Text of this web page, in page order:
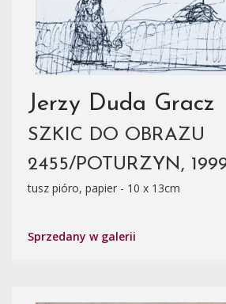
Jerzy Duda Gracz
SZKIC DO OBRAZU
2455/POTURZYN,
tusz pióro, papier - 10 x 13cm
Sprzedany w galerii